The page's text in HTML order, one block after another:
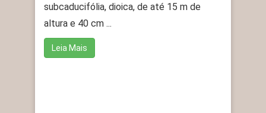
subcaducifólia, dioica, de até 15 m de
altura e 40 cm ...
Leia Mais